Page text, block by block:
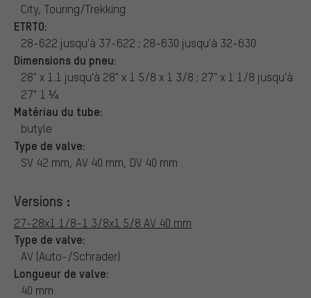
City, Touring/Trekking
ETRTO:
28-622 jusqu'à 37-622 ; 28-630 jusqu'à 32-630
Dimensions du pneu:
28" x 1.1 jusqu'à 28" x 1 5/8 x 1 3/8 ; 27" x 1 1/8 jusqu'à
27" 1 ¼
Matériau du tube:
butyle
Type de valve:
SV 42 mm, AV 40 mm, DV 40 mm
Versions :
27-28x1 1/8-1 3/8x1 5/8 AV 40 mm
Type de valve:
AV (Auto-/Schrader)
Longueur de valve:
40 mm